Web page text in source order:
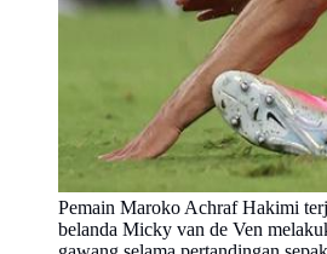
Pemain Maroko Achraf Hakimi
belanda Micky van de Ven